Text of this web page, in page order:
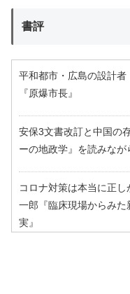
書評
平和都市・広島の設計者
『原爆市長』
安保3文書改訂と中国の
ーの地政学』を読みなが
コロナ対策は本当に正
一郎『臨床現場からみた
実』